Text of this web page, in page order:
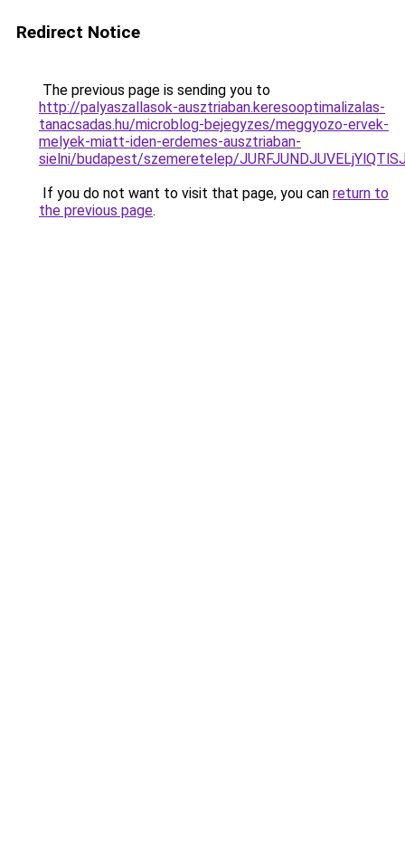
Redirect Notice
The previous page is sending you to
http://palyaszallasok-ausztriaban.keresooptimalizalas-
tanacsadas.hu/microblog-bejegyzes/meggyozo-ervek-
melyek-miatt-iden-erdemes-ausztriaban-
sielni/budapest/szemeretelep/
If you do not want to visit that page, you can return to
the previous page.